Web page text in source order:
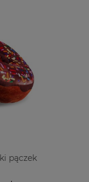
pączek